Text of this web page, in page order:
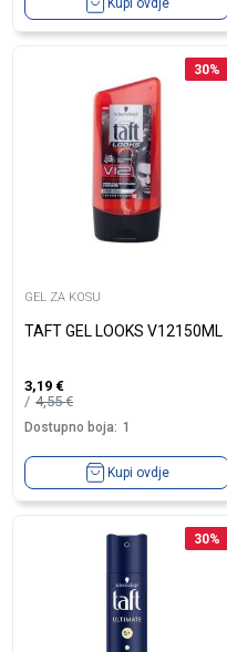
Kupi ovdje
30%
GEL ZA KOSU
TAFT GEL LOOKS V12150ML
3,19 €
4,55€
Dostupno boja: 1
Kupi ovdje
30%